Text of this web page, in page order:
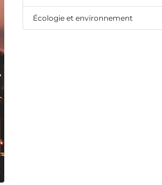
Écologie et environnement